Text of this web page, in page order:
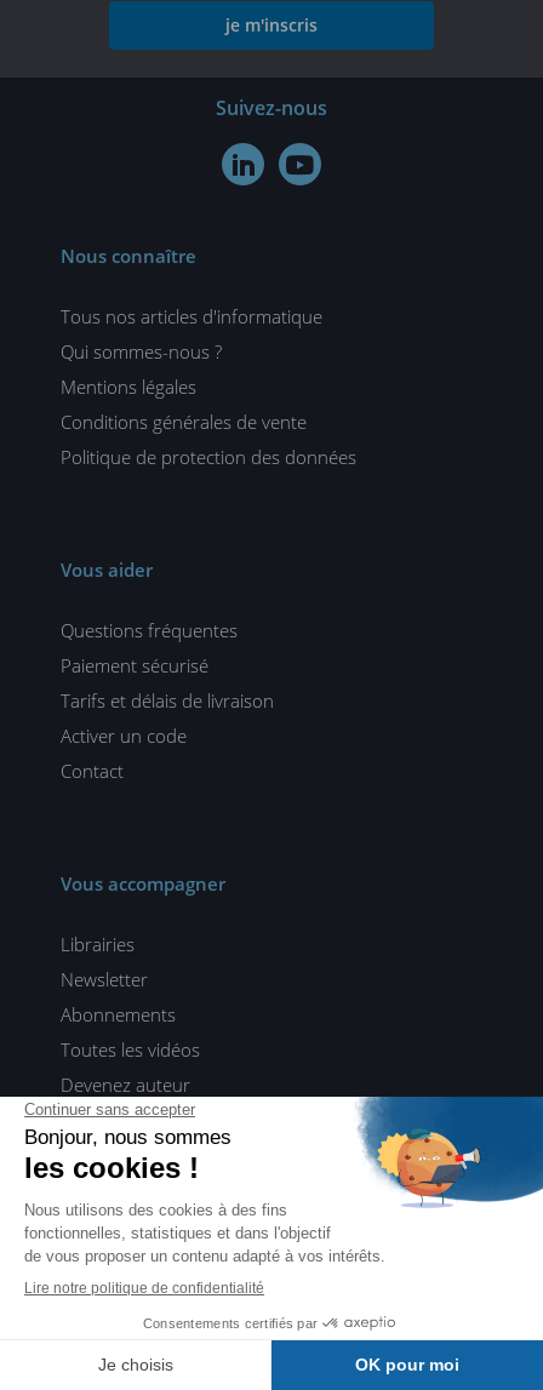
je m'inscris
Suivez-nous
 
Nous connaître
Tous nos articles d'informatique
Qui sommes-nous ?
Mentions légales
Conditions générales de vente
Politique de protection des données
Vous aider
Questions fréquentes
Paiement sécurisé
Tarifs et délais de livraison
Activer un code
Contact
Vous accompagner
Librairies
Newsletter
Abonnements
Toutes les vidéos
Devenez auteur
Tous nos contenus pour rester à la pointe de la tech